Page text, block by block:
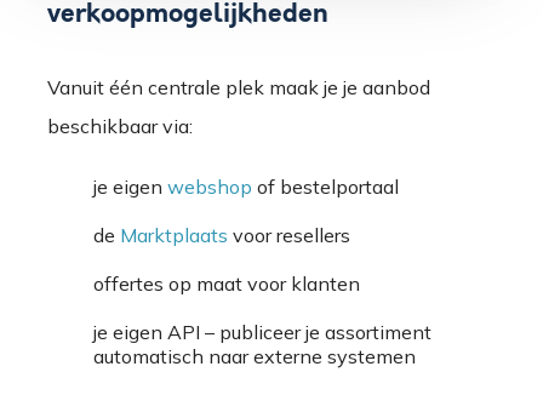
verkoopmogelijkheden
Vanuit één centrale plek maak je je aanbod
beschikbaar via:
je eigen webshop of bestelportaal
de Marktplaats voor resellers
offertes op maat voor klanten
je eigen API – publiceer je assortiment
automatisch naar externe systemen